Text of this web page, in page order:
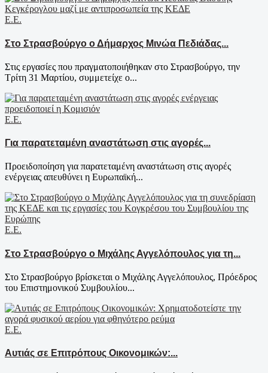
Ε.Ε.
Στο Στρασβούργο ο Δήμαρχος Μινώα Πεδιάδας...
Στις εργασίες που πραγματοποιήθηκαν στο Στρασβούργο, την
Τρίτη 31 Μαρτίου, συμμετείχε ο...
Ε.Ε.
Για παρατεταμένη αναστάτωση στις αγορές...
Προειδοποίηση για παρατεταμένη αναστάτωση στις αγορές
ενέργειας απευθύνει η Ευρωπαϊκή...
Ε.Ε.
Στο Στρασβούργο ο Μιχάλης Αγγελόπουλος για τη...
Στο Στρασβούργο βρίσκεται ο Μιχάλης Αγγελόπουλος, Πρόεδρος
του Επιστημονικού Συμβουλίου...
Ε.Ε.
Αυτιάς σε Επιτρόπους Οικονομικών:...